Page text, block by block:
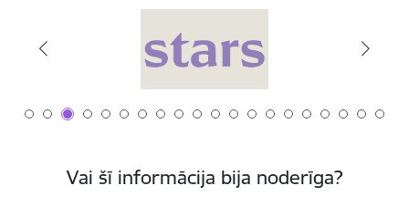
Vai šī informācija bija noderīga?